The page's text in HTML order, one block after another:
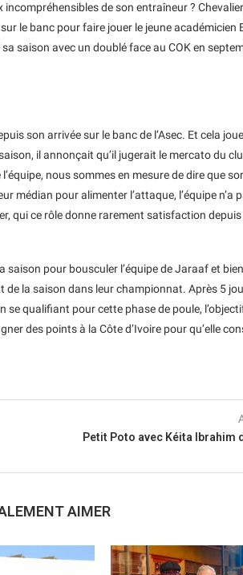
incompréhensibles de son entraîneur ?
le banc pour faire jouer le jeune académicien
saison avec un doublé face au COK en
son arrivée sur le banc de l’Asec. Et cela
il annonçait qu’il jugerait le mercato du
nous sommes en mesure de dire que
médian pour alimenter l’attaque, l’équipe n’a
qui ce rôle donne rarement satisfaction
saison pour bousculer l’équipe de Jaraaf et
la saison dans leur championnat. Après 5
qualifiant pour cette phase de poule, l’objectif
des points à la Côte d’Ivoire pour qu’elle
Petit Poto avec Kéita Ibrahim
AIMER